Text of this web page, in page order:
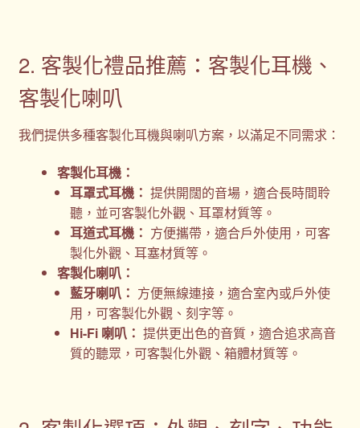
2. 客製化禮品推薦：客製化耳機、
客製化喇叭
我們提供多種客製化耳機與喇叭方案，以滿足不同需求：
客製化耳機：
耳罩式耳機： 提供開闊的音場，適合長時間聆
聽，並可客製化外觀、耳罩材質等。
耳道式耳機： 方便攜帶，適合戶外使用，可客
製化外觀、耳塞材質等。
客製化喇叭：
藍牙喇叭： 方便無線連接，適合室內或戶外使
用，可客製化外觀、刻字等。
Hi-Fi 喇叭： 提供更出色的音質，適合追求高音
質的聽眾，可客製化外觀、箱體材質等。